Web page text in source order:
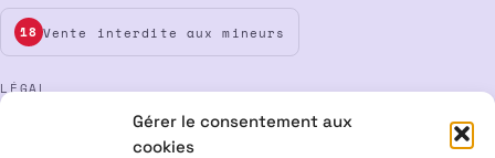
Gérer le consentement aux
cookies
18 Vente interdite aux mineurs
LÉGAL
CGV Confidentialité
Cookies